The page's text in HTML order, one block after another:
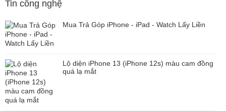
Bên cạnh những màu như Đen Space Black, Bạc Silver, Vàng Gold,
khá bất ngờ khi màu sắc chủ đạo của iPhone 14 Pro, Pro Max năm
nay sẽ là màu Tím Deep Purple.
Tin công nghệ
Mua Trả Góp iPhone - iPad - Watch Lấy Liền
Lộ diện iPhone 13 (iPhone 12s) màu cam đồng
quá lạ mắt